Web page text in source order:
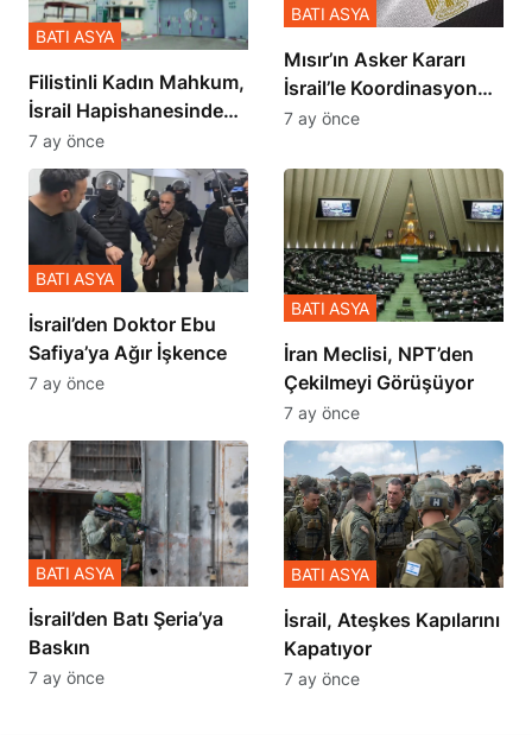
Filistinli Kadın Mahkum,
İsrail Hapishanesindeki
Zulmü Anlattı
BATI ASYA
7 ay önce
Mısır’ın Asker Kararı
İsrail’le Koordinasyon
İçinde Gerçekleşmiş
BATI ASYA
7 ay önce
İsrail’den Doktor Ebu
Safiya’ya Ağır İşkence
BATI ASYA
7 ay önce
İran Meclisi, NPT’den
Çekilmeyi Görüşüyor
BATI ASYA
7 ay önce
​​​​​​​İsrail’den Batı Şeria’ya
Baskın
BATI ASYA
7 ay önce
İsrail, Ateşkes Kapılarını
Kapatıyor
BATI ASYA
7 ay önce